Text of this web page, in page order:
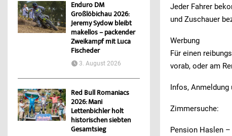
Jeder Fahrer
und Zuschauer
Werbung
Für einen
vorab, oder am
Infos, Anmeldung
Zimmersuche:
Pension Haslen
Enduro DM
Großlöbichau 2026:
Jeremy Sydow bleibt
makellos – packender
Zweikampf mit Luca
Fischeder
3. August 2026
Red Bull Romaniacs
2026: Mani
Lettenbichler holt
historischen siebten
Gesamtsieg